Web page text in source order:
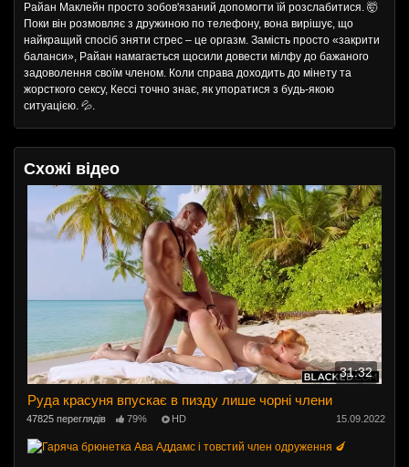
Райан Маклейн просто зобов'язаний допомогти їй розслабитися. 🤯
Поки він розмовляє з дружиною по телефону, вона вирішує, що
найкращий спосіб зняти стрес – це оргазм. Замість просто «закрити
баланси», Райан намагається щосили довести мілфу до бажаного
задоволення своїм членом. Коли справа доходить до мінету та
жорсткого сексу, Кессі точно знає, як упоратися з будь-якою
ситуацією. 💦.
Схожі відео
31:32
Руда красуня впускає в пизду лише чорні члени
47825 переглядів 79% HD 15.09.2022